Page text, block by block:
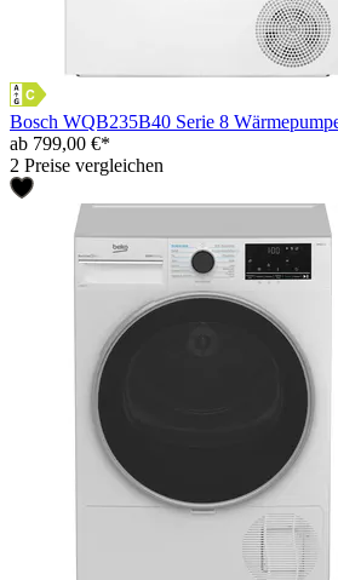
Bosch WQB235B40 Serie 8
ab 799,00 €*
2 Preise vergleichen